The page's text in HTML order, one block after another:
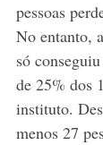
pessoas
No entanto,
só
de 25% dos
instituto.
menos 27